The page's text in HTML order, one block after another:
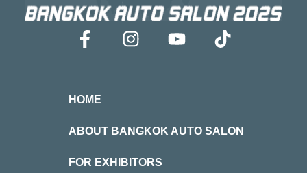
HOME
ABOUT BANGKOK AUTO SALON
FOR EXHIBITORS